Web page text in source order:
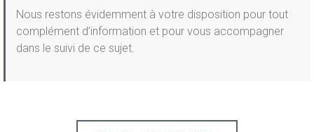
Nous restons évidemment à votre disposition pour tout
complément d’information et pour vous accompagner
dans le suivi de ce sujet.